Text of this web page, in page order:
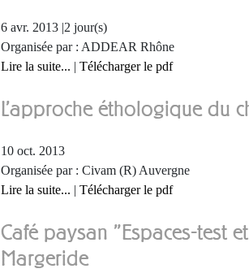
6 avr. 2013 |2 jour(s)
Organisée par : ADDEAR Rhône
Lire la suite... | Télécharger le pdf
L'approche éthologique du
10 oct. 2013
Organisée par : Civam (R) Auvergne
Lire la suite... | Télécharger le pdf
Café paysan "Espaces-test
Margeride